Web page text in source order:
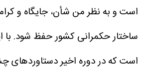
است و به نظر من شأن، جایگاه و
ساختار حکمرانی کشور حفظ شود. با
است که در دوره اخیر